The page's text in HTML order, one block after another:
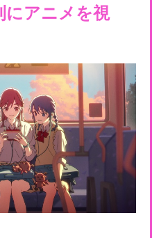
ポケモンスペシャルアニメ
ポケットモンスタークリスタ
ル ライコウ雷の伝説
戦慄のミラージュポケモン
にアニメを視